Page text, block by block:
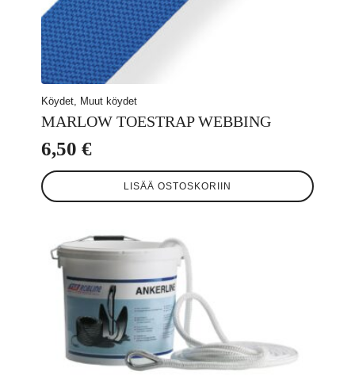
Köydet, Muut köydet
MARLOW TOESTRAP WEBBING
6,50 €
LISÄÄ OSTOSKORIIN